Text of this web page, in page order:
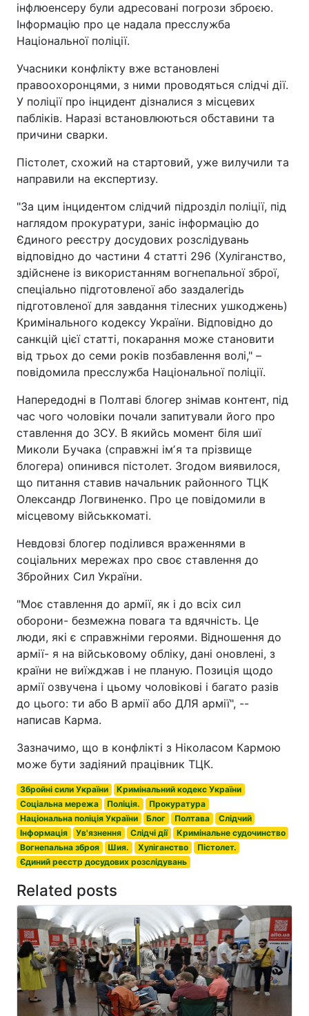
інфлюенсеру були адресовані погрози зброєю.
Інформацію про це надала пресслужба
Національної поліції.
Учасники конфлікту вже встановлені
правоохоронцями, з ними проводяться слідчі дії.
У поліції про інцидент дізналися з місцевих
пабліків. Наразі встановлюються обставини та
причини сварки.
Пістолет, схожий на стартовий, уже вилучили та
направили на експертизу.
"За цим інцидентом слідчий підрозділ поліції, під
наглядом прокуратури, заніс інформацію до
Єдиного реєстру досудових розслідувань
відповідно до частини 4 статті 296 (Хуліганство,
здійснене із використанням вогнепальної зброї,
спеціально підготовленої або заздалегідь
підготовленої для завдання тілесних ушкоджень)
Кримінального кодексу України. Відповідно до
санкцій цієї статті, покарання може становити
від трьох до семи років позбавлення волі," –
повідомила пресслужба Національної поліції.
Напередодні в Полтаві блогер знімав контент, під
час чого чоловіки почали запитували його про
ставлення до ЗСУ. В якийсь момент біля шиї
Миколи Бучака (справжні імʼя та прізвище
блогера) опинився пістолет. Згодом виявилося,
що питання ставив начальник районного ТЦК
Олександр Логвиненко. Про це повідомили в
місцевому військкоматі.
Невдовзі блогер поділився враженнями в
соціальних мережах про своє ставлення до
Збройних Сил України.
"Моє ставлення до армії, як і до всіх сил
оборони- безмежна повага та вдячність. Це
люди, які є справжніми героями. Відношення до
армії- я на військовому обліку, дані оновлені, з
країни не виїжджав і не планую. Позиція щодо
армії озвучена і цьому чоловікові і багато разів
до цього: ти або В армії або ДЛЯ армії", --
написав Карма.
Зазначимо, що в конфлікті з Ніколасом Кармою
може бути задіяний працівник ТЦК.
Збройні сили України
Кримінальний кодекс України
Соціальна мережа
Поліція.
Прокуратура
Національна поліція України
Блог Полтава
Слідчий
Інформація
Ув'язнення Слідчі дії
Кримінальне судочинство
Вогнепальна зброя
Шия. Хуліганство
Пістолет.
Єдиний реєстр досудових розслідувань
Related posts